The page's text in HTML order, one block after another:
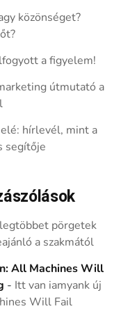
közönséget?
a figyelem!
útmutató a
hírlevél, mint a
segítője
pörgetek
a szakmától
All Machines Will
- Itt van iamyank új
Will Fail